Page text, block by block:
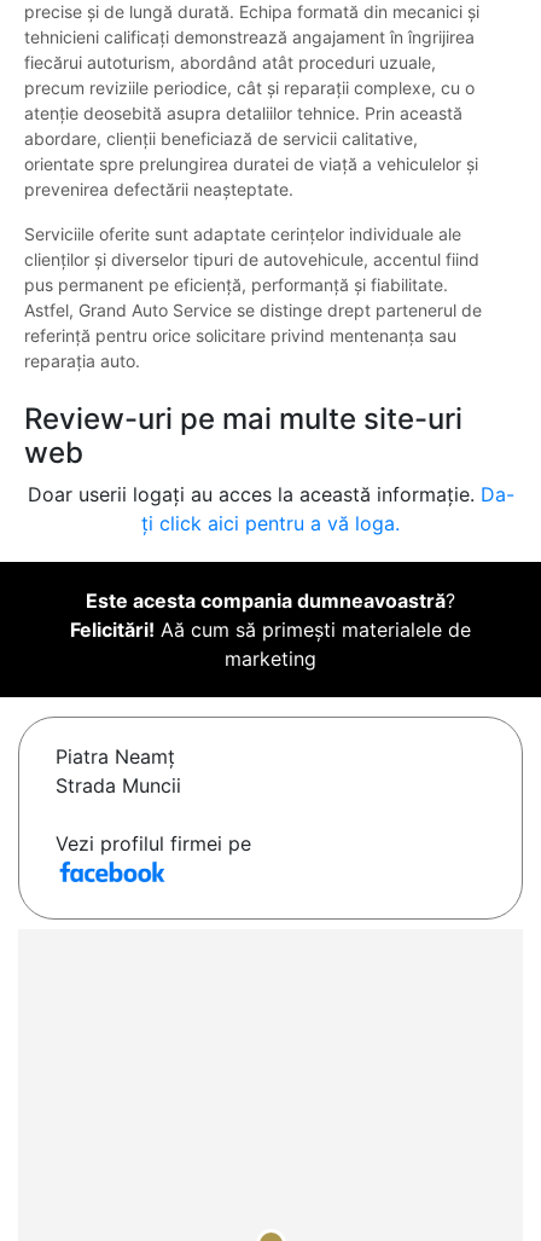
precise și de lungă durată. Echipa formată din mecanici și
tehnicieni calificați demonstrează angajament în îngrijirea
fiecărui autoturism, abordând atât proceduri uzuale,
precum reviziile periodice, cât și reparații complexe, cu o
atenție deosebită asupra detaliilor tehnice. Prin această
abordare, clienții beneficiază de servicii calitative,
orientate spre prelungirea duratei de viață a vehiculelor și
prevenirea defectării neașteptate.
Serviciile oferite sunt adaptate cerințelor individuale ale
clienților și diverselor tipuri de autovehicule, accentul fiind
pus permanent pe eficiență, performanță și fiabilitate.
Astfel, Grand Auto Service se distinge drept partenerul de
referință pentru orice solicitare privind mentenanța sau
reparația auto.
Review-uri pe mai multe site-uri
web
Doar userii logați au acces la această informație. Da-
ți click aici pentru a vă loga.
Este acesta compania dumneavoastră?
Felicitări! Aă cum să primești materialele de
marketing
Piatra Neamţ
Strada Muncii
Vezi profilul firmei pe